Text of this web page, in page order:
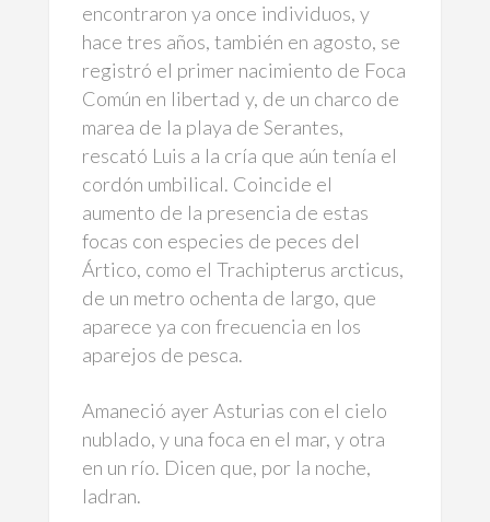
encontraron ya once individuos, y
hace tres años, también en agosto, se
registró el primer nacimiento de Foca
Común en libertad y, de un charco de
marea de la playa de Serantes,
rescató Luis a la cría que aún tenía el
cordón umbilical. Coincide el
aumento de la presencia de estas
focas con especies de peces del
Ártico, como el Trachipterus arcticus,
de un metro ochenta de largo, que
aparece ya con frecuencia en los
aparejos de pesca.
Amaneció ayer Asturias con el cielo
nublado, y una foca en el mar, y otra
en un río. Dicen que, por la noche,
ladran.